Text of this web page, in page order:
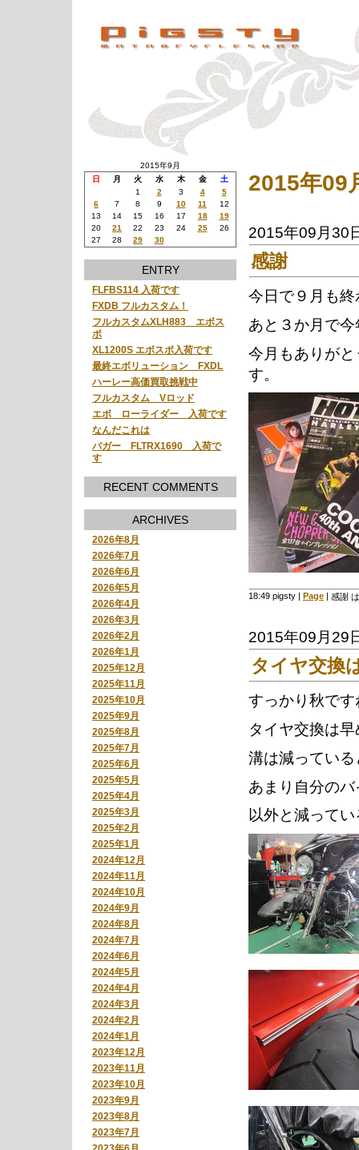
2015年9月
日
月 火 水 木 金
土
1
2 3 4
5
6
7 8 9 10 11
12
13
14 15 16 17 18
19
20
21 22 23 24 25
26
27
28 29 30
ENTRY
FLFBS114 入荷です
FXDB フルカスタム！
フルカスタムXLH883 エボス
ポ
XL1200S エボスポ入荷です
最終エボリューション FXDL
ハーレー高価買取挑戦中
フルカスタム Vロッド
エボ ローライダー 入荷です
なんだこれは
バガー FLTRX1690 入荷で
す
RECENT COMMENTS
ARCHIVES
2026年8月
2026年7月
2026年6月
2026年5月
2026年4月
2026年3月
2026年2月
2026年1月
2025年12月
2025年11月
2025年10月
2025年9月
2025年8月
2025年7月
2025年6月
2025年5月
2025年4月
2025年3月
2025年2月
2025年1月
2024年12月
2024年11月
2024年10月
2024年9月
2024年8月
2024年7月
2024年6月
2024年5月
2024年4月
2024年3月
2024年2月
2024年1月
2023年12月
2023年11月
2023年10月
2023年9月
2023年8月
2023年7月
2015年09
2015年09月30
感謝
今日で９月も
あと３か月で
今月もありが
す。
18:49 pigsty Page 感謝 は
2015年09月29
タイヤ交換
すっかり秋で
タイヤ交換は
溝は減ってい
あまり自分の
以外と減って